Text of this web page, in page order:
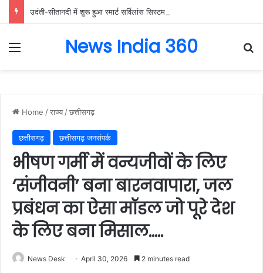
Menu News India 360
Home /राज्य /छत्तीसगढ़
छत्तीसगढ़ छत्तीसगढ़ जनसंपर्क
भीषण गर्मी में वन्यजीवों के लिए
‘संजीवनी’ बना बारनवापारा, जल
प्रबंधन का ऐसा मॉडल जो पूरे देश
के लिए बना मिसाल…..
News Desk April 30, 2026 2 minutes read